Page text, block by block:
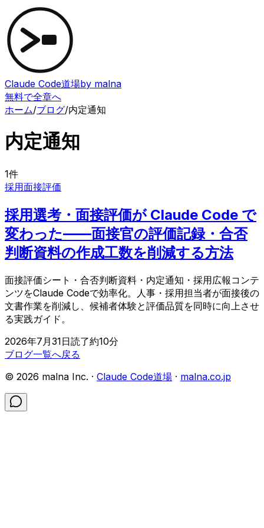
Claude Code道場by malna
無料で全章へ
ホーム/ブログ/内定通知
内定通知
1件
採用面接評価
採用選考・面接評価が Claude Code で
変わった——面接官の評価記録・合否
判断資料の作成工数を削減する方法
面接評価シート・合否判断資料・内定通知・採用広報コンテ
ンツをClaude Codeで効率化。人事・採用担当者が面接後の
文書作業を削減し、候補者体験と評価品質を同時に向上させ
る実践ガイド。
2026年7月31日読了約10分
ブログ一覧へ戻る
© 2026 malna Inc. · Claude Code道場 · malna.co.jp